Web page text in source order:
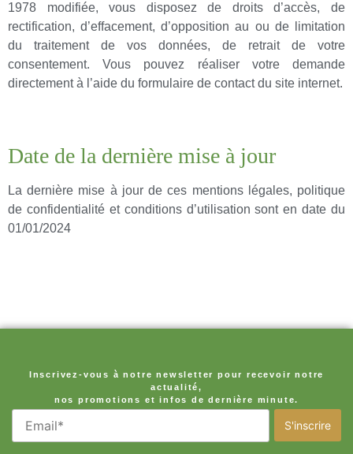
1978 modifiée, vous disposez de droits d’accès, de
rectification, d’effacement, d’opposition au ou de limitation
du traitement de vos données, de retrait de votre
consentement. Vous pouvez réaliser votre demande
directement à l’aide du formulaire de contact du site internet.
Date de la dernière mise à jour
La dernière mise à jour de ces mentions légales, politique
de confidentialité et conditions d’utilisation sont en date du
01/01/2024
Inscrivez-vous à notre newsletter pour recevoir notre
actualité,
nos promotions et infos de dernière minute.